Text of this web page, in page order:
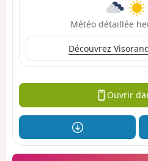
Météo détaillée
Découvrez
Ouvrir